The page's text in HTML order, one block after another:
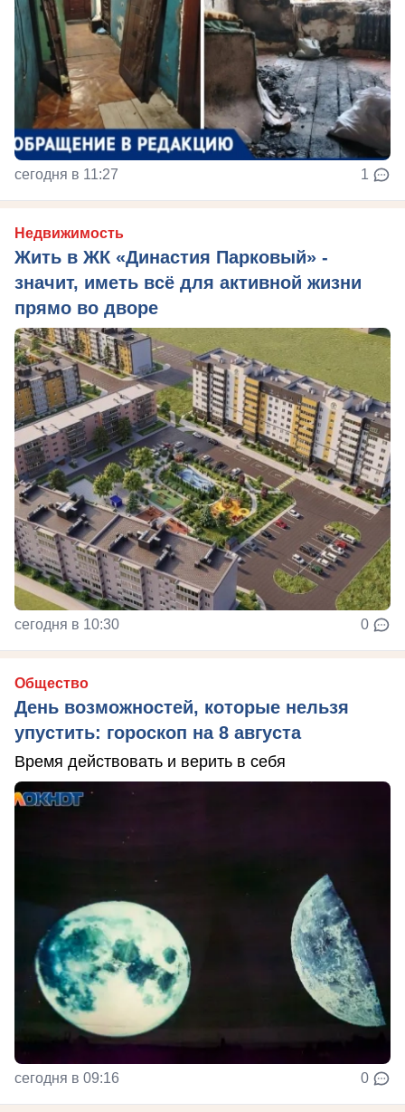
сегодня в 11:27 1
Недвижимость
Жить в ЖК «Династия Парковый» -
значит, иметь всё для активной жизни
прямо во дворе
сегодня в 10:30 0
Общество
День возможностей, которые нельзя
упустить: гороскоп на 8 августа
Время действовать и верить в себя
сегодня в 09:16 0